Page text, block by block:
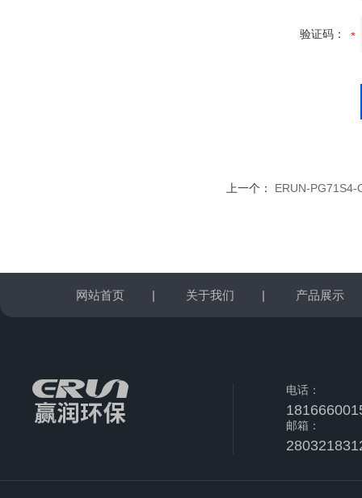
验证码：
上一个： ERUN-PG71S4-
网站首页 | 关于我们 | 产品展示
电话：
邮箱：